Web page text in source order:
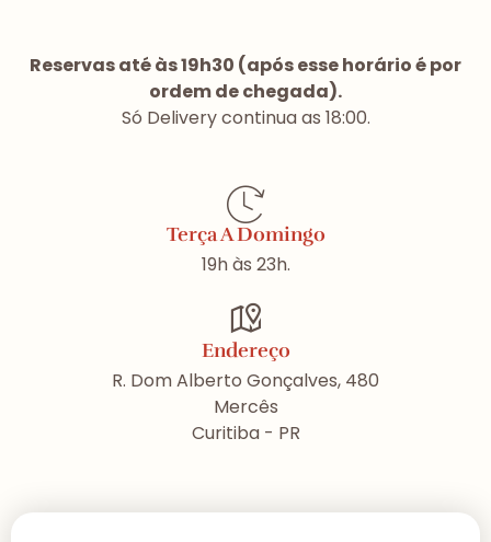
Reservas até às 19h30 (após esse horário é por
ordem de chegada).
Só Delivery continua as 18:00.
Terça A Domingo
19h às 23h.
Endereço
R. Dom Alberto Gonçalves, 480
Mercês
Curitiba - PR